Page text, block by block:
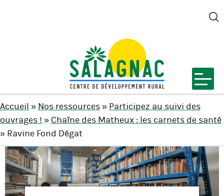
SALAGNAC
Accueil » Nos ressources» Participez au suivi des
ouvrages ! » Chaîne des Matheux : les carnets de santé
» Ravine Fond Dégat